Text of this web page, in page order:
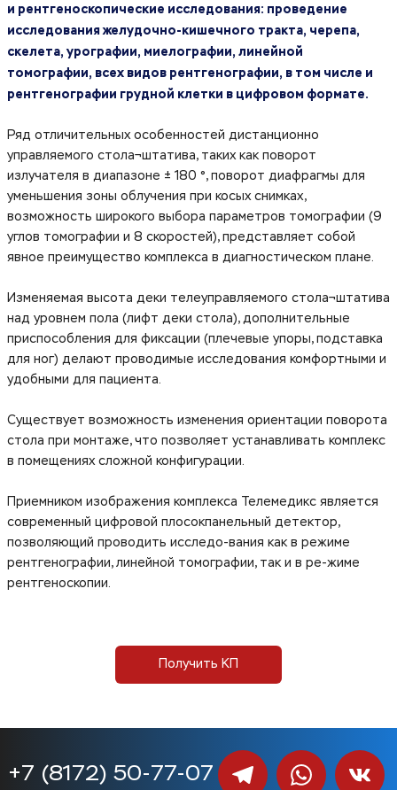
и рентгеноскопические исследования: проведение
исследования желудочно-кишечного тракта, черепа,
скелета, урографии, миелографии, линейной
томографии, всех видов рентгенографии, в том числе и
рентгенографии грудной клетки в цифровом формате.
Ряд отличительных особенностей дистанционно
управляемого стола¬штатива, таких как поворот
излучателя в диапазоне ± 180 °, поворот диафрагмы для
уменьшения зоны облучения при косых снимках,
возможность широкого выбора параметров томографии (9
углов томографии и 8 скоростей), представляет собой
явное преимущество комплекса в диагностическом плане.
Изменяемая высота деки телеуправляемого стола¬штатива
над уровнем пола (лифт деки стола), дополнительные
приспособления для фиксации (плечевые упоры, подставка
для ног) делают проводимые исследования комфортными и
удобными для пациента.
Существует возможность изменения ориентации поворота
стола при монтаже, что позволяет устанавливать комплекс
в помещениях сложной конфигурации.
Приемником изображения комплекса Телемедикс является
современный цифровой плосокпанельный детектор,
позволяющий проводить исследо-вания как в режиме
рентгенографии, линейной томографии, так и в ре-жиме
рентгеноскопии.
Получить КП
+7 (8172) 50-77-07